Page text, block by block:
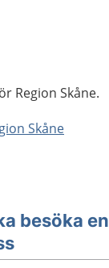
Region Skåne.
Skåne
besöka en